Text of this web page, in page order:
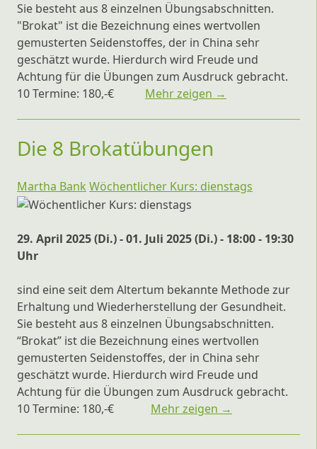
Sie besteht aus 8 einzelnen Übungsabschnitten.
"Brokat" ist die Bezeichnung eines wertvollen
gemusterten Seidenstoffes, der in China sehr
geschätzt wurde. Hierdurch wird Freude und
Achtung für die Übungen zum Ausdruck gebracht.
10 Termine: 180,-€ Mehr zeigen →
Die 8 Brokatübungen
Martha Bank Wöchentlicher Kurs: dienstags
29. April 2025 (Di.) - 01. Juli 2025 (Di.) - 18:00 - 19:30
Uhr
sind eine seit dem Altertum bekannte Methode zur
Erhaltung und Wiederherstellung der Gesundheit.
Sie besteht aus 8 einzelnen Übungsabschnitten.
“Brokat” ist die Bezeichnung eines wertvollen
gemusterten Seidenstoffes, der in China sehr
geschätzt wurde. Hierdurch wird Freude und
Achtung für die Übungen zum Ausdruck gebracht.
10 Termine: 180,-€ Mehr zeigen →